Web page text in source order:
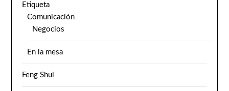
Etiqueta
Comunicación
Negocios
En la mesa
Feng Shui